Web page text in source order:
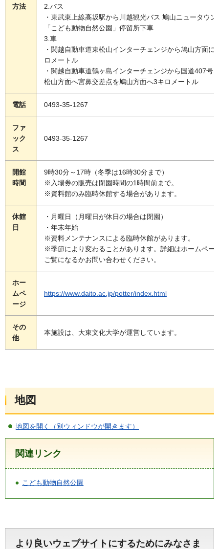
方法
2.バス
・東武東上線高坂駅から川越観光バス 鳩山ニュータウン
「こども動物自然公園」停留所下車
3.車
・関越自動車道東松山インターチェンジから鳩山方面に
ロメートル
・関越自動車道鶴ヶ島インターチェンジから国道407号
松山方面へ宮鼻交差点を鳩山方面へ3キロメートル
電話 0493-35-1267
ファ
ック
ス
0493-35-1267
開館
時間
9時30分～17時（冬季は16時30分まで）
※入場券の販売は閉園時間の1時間前まで。
※資料館のみ臨時休館する場合があります。
休館
日
・月曜日（月曜日が休日の場合は閉園）
・年末年始
※資料メンテナンスによる臨時休館があります。
※季節により変わることがあります。詳細はホームペー
ご覧になるかお問い合わせください。
ホー
ムペ
ージ
https://www.daito.ac.jp/potter/index.html
その
他
本施設は、大東文化大学が運営しています。
地図
地図を開く（別ウィンドウが開きます）
関連リンク
こども動物自然公園
より良いウェブサイトにするためにみなさま